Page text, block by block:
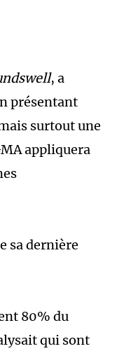
, a
présentant
surtout une
appliquera
sa dernière
80% du
qui sont